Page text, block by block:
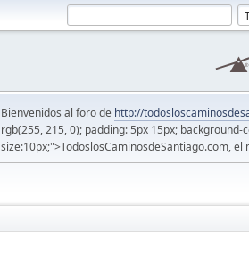
Bienvenidos al foro de http://
rgb(255, 215, 0); padding: 5px 15px;
size:10px;">TodoslosCaminosdeSantiago.com,